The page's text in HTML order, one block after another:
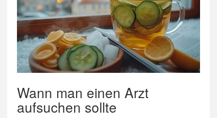
Wann man einen Arzt
aufsuchen sollte